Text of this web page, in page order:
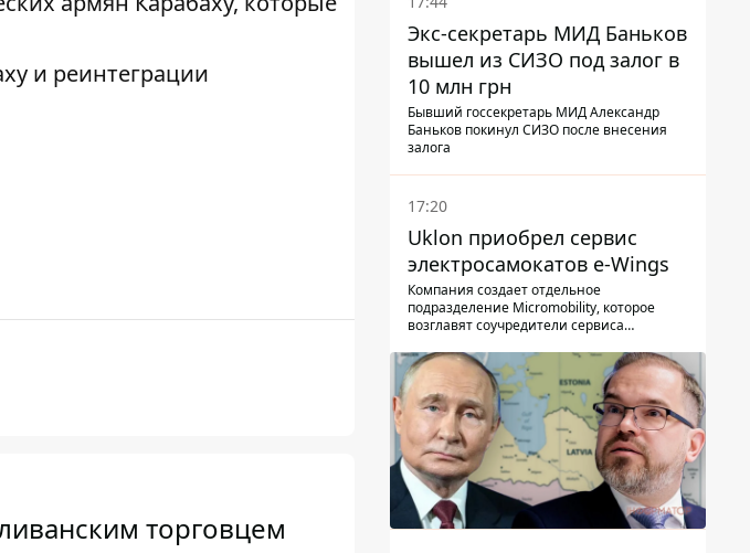
и реинтеграции
торговцем
Экс-секретарь МИД Баньков
вышел из СИЗО под залог в
10 млн грн
Бывший госсекретарь МИД Александр
Баньков покинул СИЗО после внесения
залога
17:20
Uklon приобрел сервис
электросамокатов e-Wings
Компания создает отдельное
подразделение Micromobility, которое
возглавят соучредители сервиса